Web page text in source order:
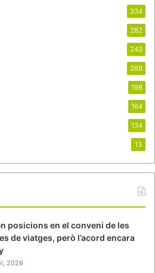
334
282
243
288
198
164
134
13
posicions en el conveni de les
de viatges, però l’acord encara
2026